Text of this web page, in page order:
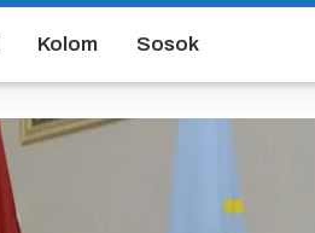
Kolom Sosok